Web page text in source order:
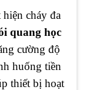
cháy đa
quang học
cường độ
huống tiền
thiết bị hoạt